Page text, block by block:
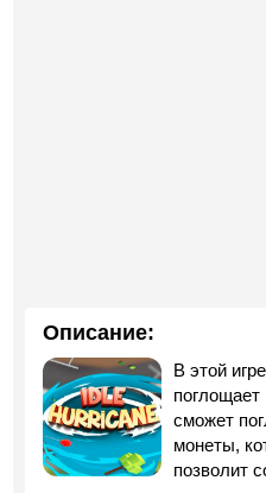
Описание:
В этой
сможет
монеты,
позволит